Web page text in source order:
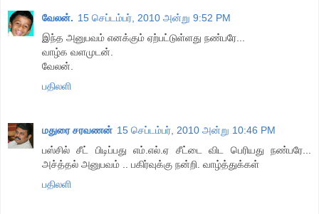
வேலன். 15 செப்டம்பர், 2010 அன்று 9:52 PM
இந்த அனுபவம் எனக்கும் ஏற்பட்டுள்ளது நண்பரே...
வாழ்க வளமுடன்.
வேலன்.
பதிலளி
மதுரை சரவணன் 15 செப்டம்பர், 2010 அன்று 10:46 PM
பஸ்சில் சீட் பிடிப்பது எம்.எல்.ஏ சீட்டை விட பெரியது நண்பரே...
அச்த்தல் அனுபவம் .. பகிர்வுக்கு நன்றி. வாழ்த்துக்கள்
பதிலளி